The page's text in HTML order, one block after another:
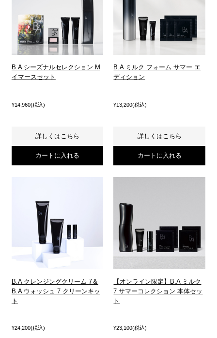
B.A シーズナルセレクション M
イマースセット
¥14,960(税込)
詳しくはこちら
カートに入れる
B.A ミルク フォーム サマー エ
ディション
¥13,200(税込)
詳しくはこちら
カートに入れる
B.A クレンジングクリーム 7＆
B.A ウォッシュ 7 クリーンキッ
ト
¥24,200(税込)
【オンライン限定】B.A ミルク
7 サマーコレクション 本体セッ
ト
¥23,100(税込)